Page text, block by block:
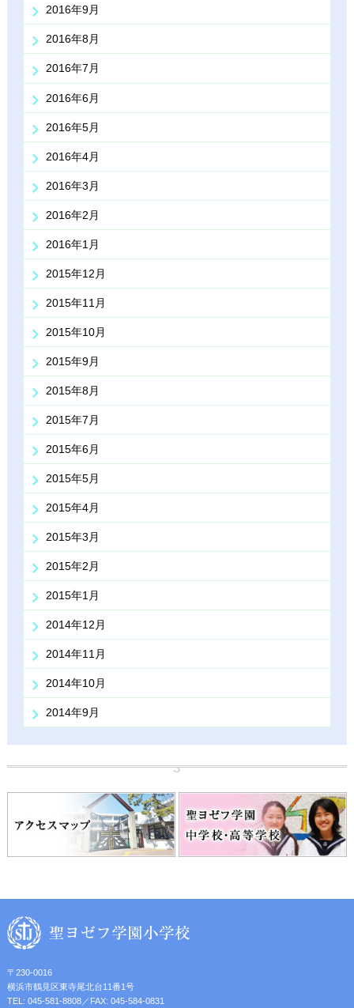
2016年9月
2016年8月
2016年7月
2016年6月
2016年5月
2016年4月
2016年3月
2016年2月
2016年1月
2015年12月
2015年11月
2015年10月
2015年9月
2015年8月
2015年7月
2015年6月
2015年5月
2015年4月
2015年3月
2015年2月
2015年1月
2014年12月
2014年11月
2014年10月
2014年9月
〒230-0016
横浜市鶴見区東寺尾北台11番1号
TEL: 045-581-8808／FAX: 045-584-0831